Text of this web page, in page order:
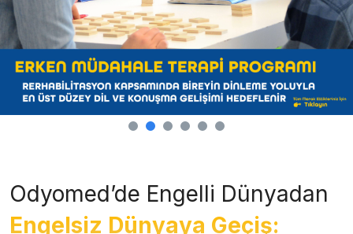
Odyomed’de Engelli Dünyadan
Engelsiz Dünyaya Geçiş: